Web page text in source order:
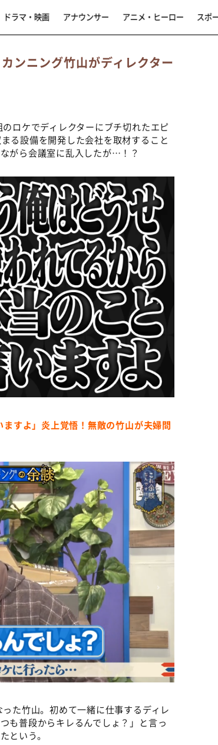
ドラマ・映画 アナウンサー アニメ・ヒーロー スポ
ンニング竹山がディレクター
ロケでディレクターにブチ切れたエピ
る設備を開発した会社を取材すること
がら会議室に乱入したが…！？
すよ」炎上覚悟！無敵の竹山が夫婦問
た竹山。初めて一緒に仕事するディレ
も普段からキレるんでしょ？」と言っ
という。